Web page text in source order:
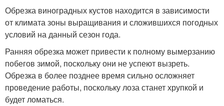
Обрезка виноградных кустов находится в зависимости
от климата зоны выращивания и сложившихся погодных
условий на данный сезон года.
Ранняя обрезка может привести к полному вымерзанию
побегов зимой, поскольку они не успеют вызреть.
Обрезка в более позднее время сильно осложняет
проведение работы, поскольку лоза станет хрупкой и
будет ломаться.